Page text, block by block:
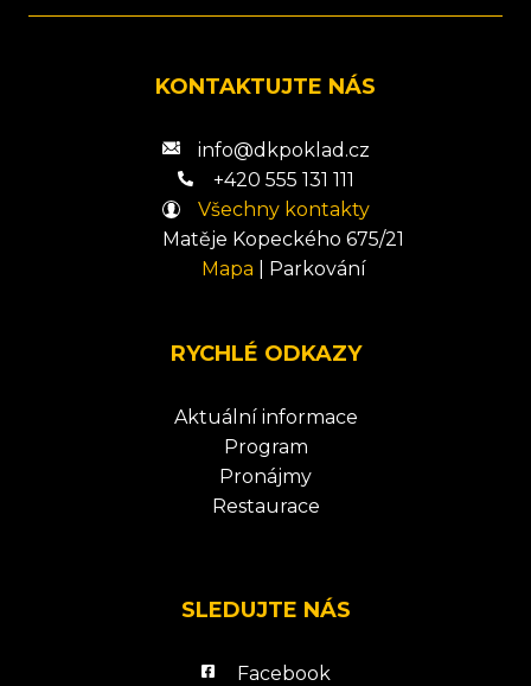
KONTAKTUJTE NÁS
info@dkpoklad.cz
+420 555 131 111
Všechny kontakty
Matěje Kopeckého 675/21
Mapa
Parkování
RYCHLÉ ODKAZY
Aktuální informace
Program
Pronájmy
Restaurace
SLEDUJTE NÁS
Facebook